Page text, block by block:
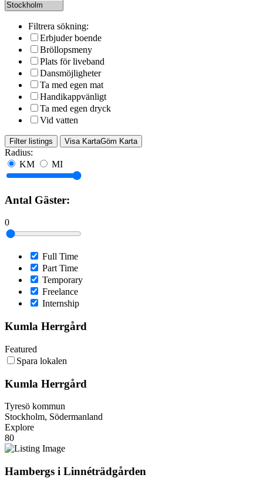
Filtrera sökning:
Erbjuder boende
Bröllopsmeny
Plats för liveband
Dansmöjligheter
Ta med egen mat
Handikappvänligt
Ta med egen dryck
Vid vatten
Filter listings Visa KartaGöm Karta
Radius:
KM
MI
Antal Gäster:
0
Full Time
Part Time
Temporary
Freelance
Internship
Kumla Herrgård
Featured
Spara lokalen
Kumla Herrgård
Tyresö kommun
Stockholm, Södermanland
Explore
80
Hambergs i Linné­­träd­gården